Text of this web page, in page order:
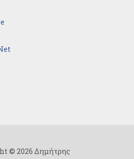
© 2026 Δημήτρης